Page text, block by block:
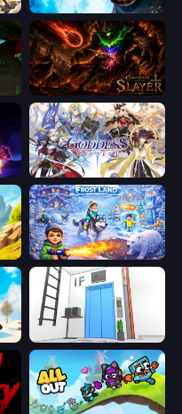
Antarctica 88
Chronicles of Slayer
Goddess Connect
Frost Land - Snow Survival
WinterCraft: Survival in the Forest Elevator Room Escape